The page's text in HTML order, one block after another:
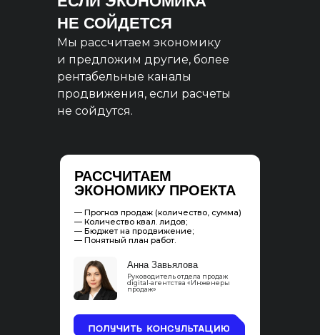
НЕ СОЙДЕТСЯ
Мы рассчитаем экономику
и предложим другие, более
рентабельные каналы
продвижения, если расчеты
не сойдутся.
Руководитель отдела продаж
digital-агентства «Инженеры
продаж»
Анна Завьялова
РАССЧИТАЕМ
ЭКОНОМИКУ ПРОЕКТА
— Прогноз продаж (количество, сумма)
— Количество квал. лидов;
— Бюджет на продвижение;
— Понятный план работ.